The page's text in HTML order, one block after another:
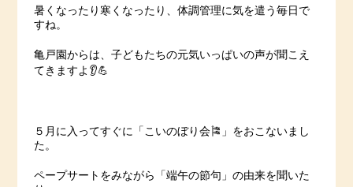
暑くなったり寒くなったり、体調管理に気を遣う毎日で
すね。
亀戸園からは、子どもたちの元気いっぱいの声が聞こえ
てきますよ👂💪
５月に入ってすぐに「こいのぼり会🎏」をおこないまし
た。
ペープサートをみながら「端午の節句」の由来を聞いた